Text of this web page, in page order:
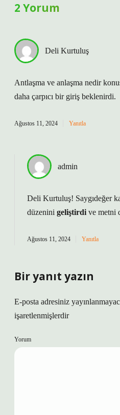
2 Yorum
Deli Kurtuluş
Antlaşma ve anlaşma nedir
daha çarpıcı bir giriş beklenirdi.
Ağustos 11, 2024 Yanıtla
admin
Deli Kurtuluş! Saygıdeğer
düzenini geliştirdi ve metni
Ağustos 11, 2024 Yanıtla
Bir yanıt yazın
E-posta adresiniz
işaretlenmişlerdir
Yorum